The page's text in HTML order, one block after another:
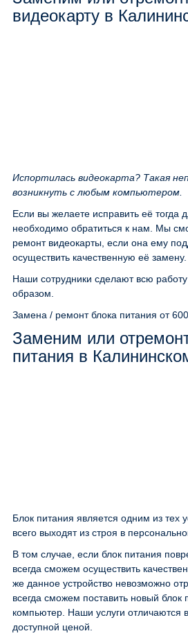
видеокарту в
Испортилась видеокарта? Такая
возникнуть с любым компьютером.
Если вы желаете исправить её тогда
необходимо обратиться к нам. Мы
ремонт видеокарты, если она ему
осуществить качественную её замену.
Наши сотрудники сделают всю
образом.
Замена / ремонт блока питания от
Заменим или
питания в
Блок питания является одним из тех
всего выходят из строя в
В том случае, если блок питания
всегда сможем осуществить
же данное устройство невозможно
всегда сможем поставить новый блок
компьютер. Наши услуги отличаются
доступной ценой.